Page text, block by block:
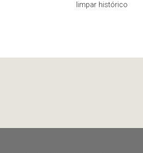
limpar histórico